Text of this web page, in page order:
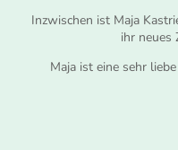
Inzwischen ist Maja
ihr neues
Maja ist eine sehr